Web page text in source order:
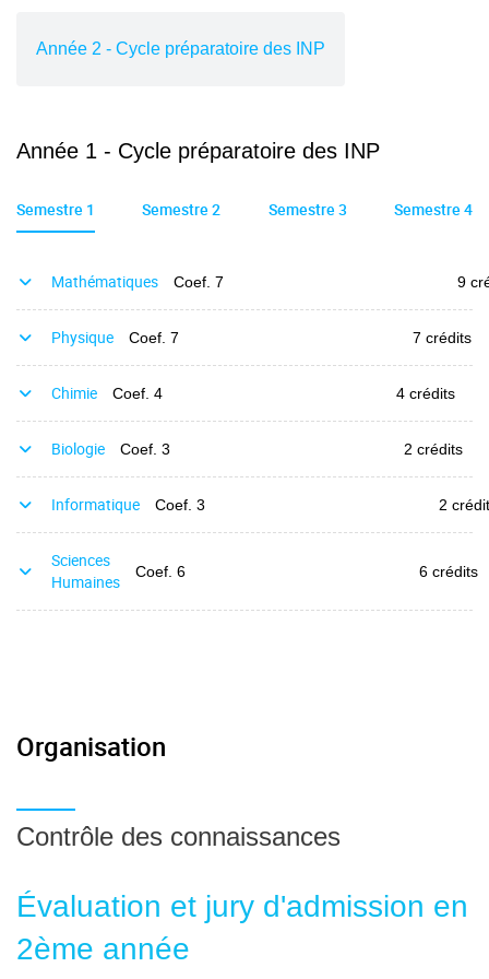
Année 2 - Cycle préparatoire des INP
Année 1 - Cycle préparatoire des INP
Semestre 1 Semestre 2 Semestre 3 Semestre 4
Mathématiques Coef. 7 9
Physique Coef. 7 7 crédits
Chimie Coef. 4 4 crédits
Biologie Coef. 3 2 crédits
Informatique Coef. 3 2
Sciences
Humaines
Coef. 6 6 crédits
Organisation
Contrôle des connaissances
Évaluation et jury d'admission en
2ème année